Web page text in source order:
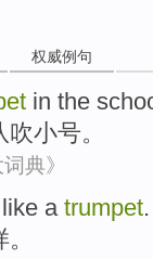
权威例句
in the
吹小号。
典》
a trumpet.
。